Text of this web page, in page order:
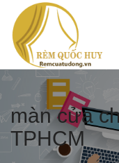
màn cửa
TPHCM